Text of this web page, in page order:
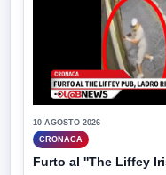
10 AGOSTO 2026
CRONACA
Furto al ''The Liffey